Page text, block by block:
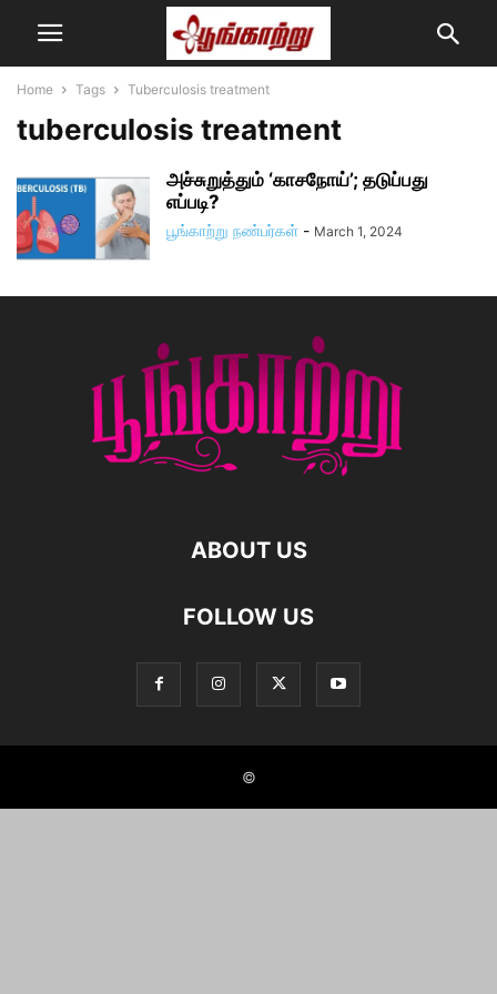
Home Tags Tuberculosis treatment
tuberculosis treatment
அச்சுறுத்தும் ‘காசநோய்’; தடுப்பது
எப்படி?
பூங்காற்று நண்பர்கள் - March 1, 2024
ABOUT US
FOLLOW US
©